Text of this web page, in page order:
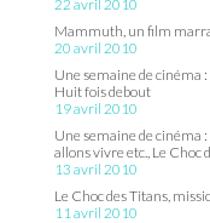
22 avril 2010
Mammuth, un film
20 avril 2010
Une semaine de cinéma
Huit fois debout
19 avril 2010
Une semaine de cinéma
allons vivre etc., Le Choc
13 avril 2010
Le Choc des Titans,
11 avril 2010